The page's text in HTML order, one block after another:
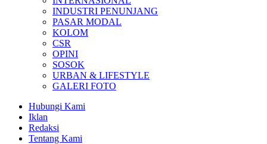
INDUSTRI PENUNJANG
PASAR MODAL
KOLOM
CSR
OPINI
SOSOK
URBAN & LIFESTYLE
GALERI FOTO
Hubungi Kami
Iklan
Redaksi
Tentang Kami